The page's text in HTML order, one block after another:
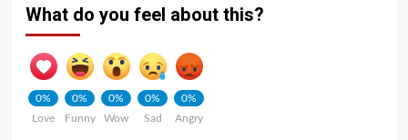
What do you feel about this?
0%
Love
0%
Funny
0%
Wow
0%
Sad
0%
Angry